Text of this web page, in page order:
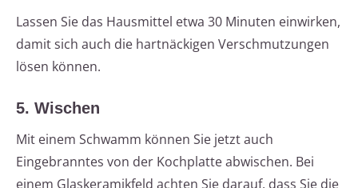
Lassen Sie das Hausmittel etwa 30 Minuten einwirken,
damit sich auch die hartnäckigen Verschmutzungen
lösen können.
5. Wischen
Mit einem Schwamm können Sie jetzt auch
Eingebranntes von der Kochplatte abwischen. Bei
einem Glaskeramikfeld achten Sie darauf, dass Sie die